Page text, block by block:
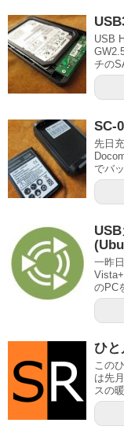
USB
チの
SC-
先日
でバ
一昨
のPC
ひと
この
は先
スの